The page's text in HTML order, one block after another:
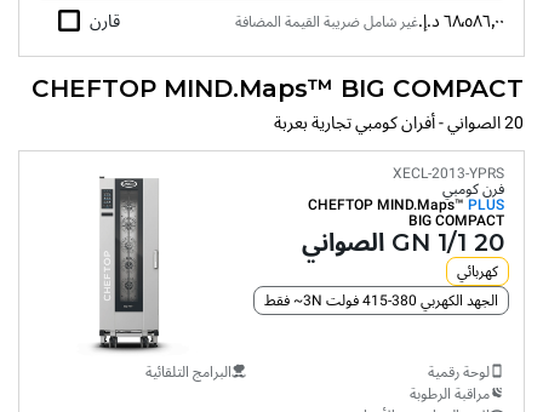
٦٨٬٥٨٦٫٠٠ د.إ.‏ غير شامل ضريبة القيمة المضافة قارن
CHEFTOP MIND.Maps™ BIG COMPACT
20 الصواني - أفران كومبي تجارية بعربة
XECL-2013-YPRS
فرن كومبي
CHEFTOP MIND.Maps™ PLUS
BIG COMPACT
20 GN 1/1 الصواني
كهربائي
الجهد الكهربي 380-415 فولت 3N~ فقط
لوحة رقمية
مراقبة الرطوبة
البرامج التلقائية